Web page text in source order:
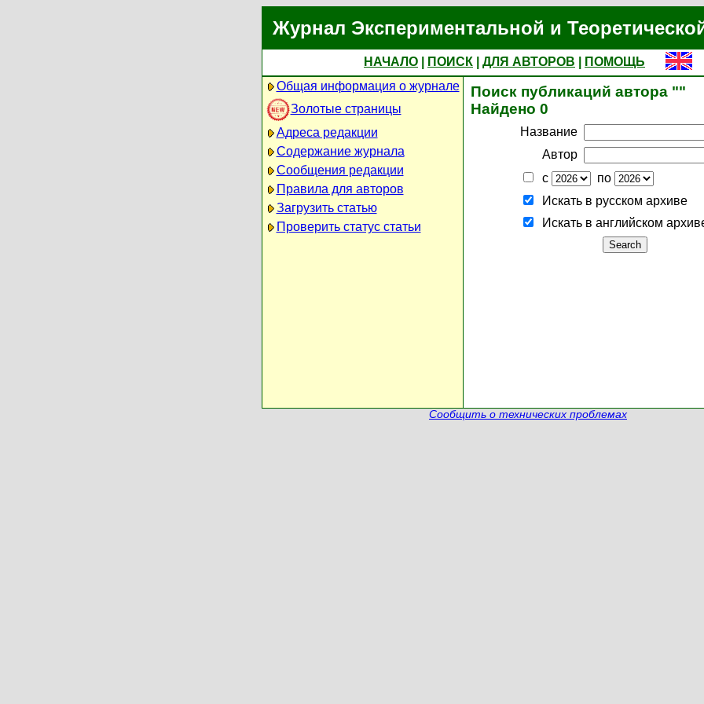
Журнал Экспериментальной и
НАЧАЛО ПОИСК ДЛЯ АВТОРОВ
ПОМОЩЬ
Общая информация о журнале
Золотые страницы
Адреса редакции
Содержание журнала
Сообщения редакции
Правила для авторов
Загрузить статью
Проверить статус статьи
Поиск публикаций автора ""
Найдено 0
Название
Автор
с
по
Искать в русском архиве
Искать в английском
Сообщить о технических проблемах